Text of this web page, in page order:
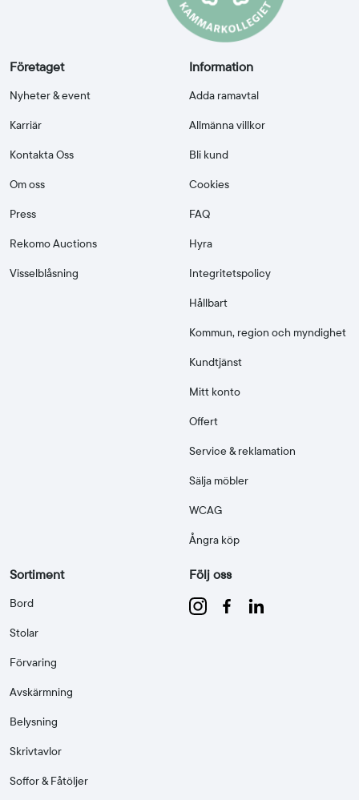
Företaget
Nyheter & event
Karriär
Kontakta Oss
Om oss
Press
Rekomo Auctions
Visselblåsning
Information
Adda ramavtal
Allmänna villkor
Bli kund
Cookies
FAQ
Hyra
Integritetspolicy
Hållbart
Kommun, region och myndighet
Kundtjänst
Mitt konto
Offert
Service & reklamation
Sälja möbler
WCAG
Ångra köp
Sortiment
Bord
Stolar
Förvaring
Avskärmning
Belysning
Skrivtavlor
Soffor & Fåtöljer
Följ oss